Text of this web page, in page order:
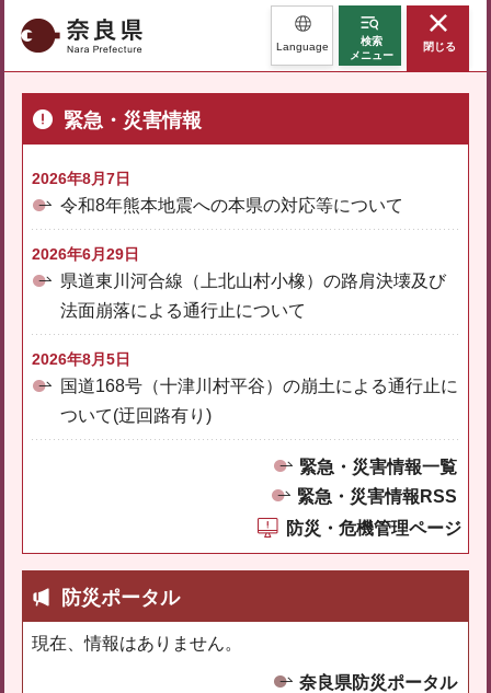
奈良県 Language
検索
メニュー
閉じる
緊急・災害情報
2026年8月7日
令和8年熊本地震への本県の対応等について
2026年6月29日
県道東川河合線（上北山村小橡）の路肩決壊及び
法面崩落による通行止について
2026年8月5日
国道168号（十津川村平谷）の崩土による通行止に
ついて(迂回路有り)
緊急・災害情報一覧
緊急・災害情報RSS
防災・危機管理ページ
防災ポータル
現在、情報はありません。
奈良県防災ポータル